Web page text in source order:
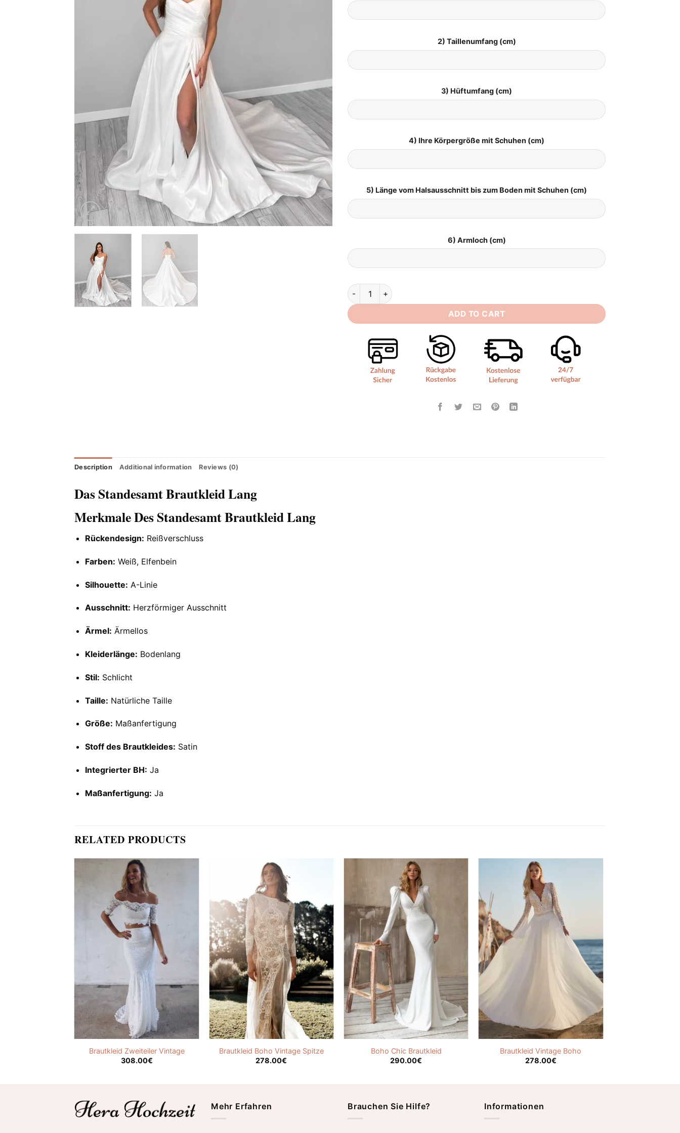
2) Taillenumfang (cm)
3) Hüftumfang (cm)
4) Ihre Körpergröße mit Schuhen (cm)
5) Länge vom Halsausschnitt bis zum Boden mit Schuhen (cm)
6) Armloch (cm)
Standesamt Brautkleid Lang quantity
ADD TO CART
Description Additional information Reviews (0)
Das Standesamt Brautkleid Lang
Merkmale Des Standesamt Brautkleid Lang
Rückendesign: Reißverschluss
Farben: Weiß, Elfenbein
Silhouette: A-Linie
Ausschnitt: Herzförmiger Ausschnitt
Ärmel: Ärmellos
Kleiderlänge: Bodenlang
Stil: Schlicht
Taille: Natürliche Taille
Größe: Maßanfertigung
Stoff des Brautkleides: Satin
Integrierter BH: Ja
Maßanfertigung: Ja
RELATED PRODUCTS
Brautkleid Zweiteiler Vintage
308.00€
Brautkleid Boho Vintage Spitze
278.00€
Boho Chic Brautkleid
290.00€
Brautkleid Vintage Boho
278.00€
Mehr Erfahren Brauchen Sie Hilfe? Informationen